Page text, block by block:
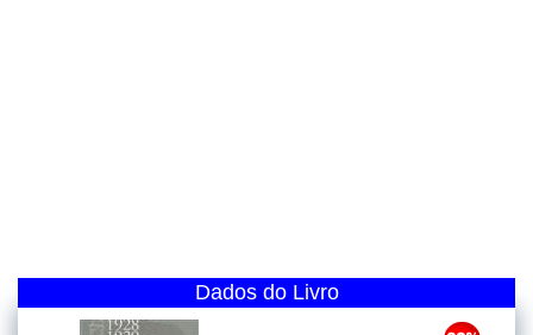
Dados do Livro